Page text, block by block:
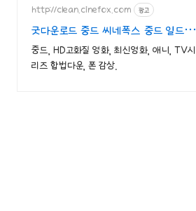
http://clean.cinefox.com 광고
굿다운로드 중드 씨네폭스 중드 일드
30%할인
중드, HD고화질 영화, 최신영화, 애니, TV시
리즈 합법다운, 폰 감상.